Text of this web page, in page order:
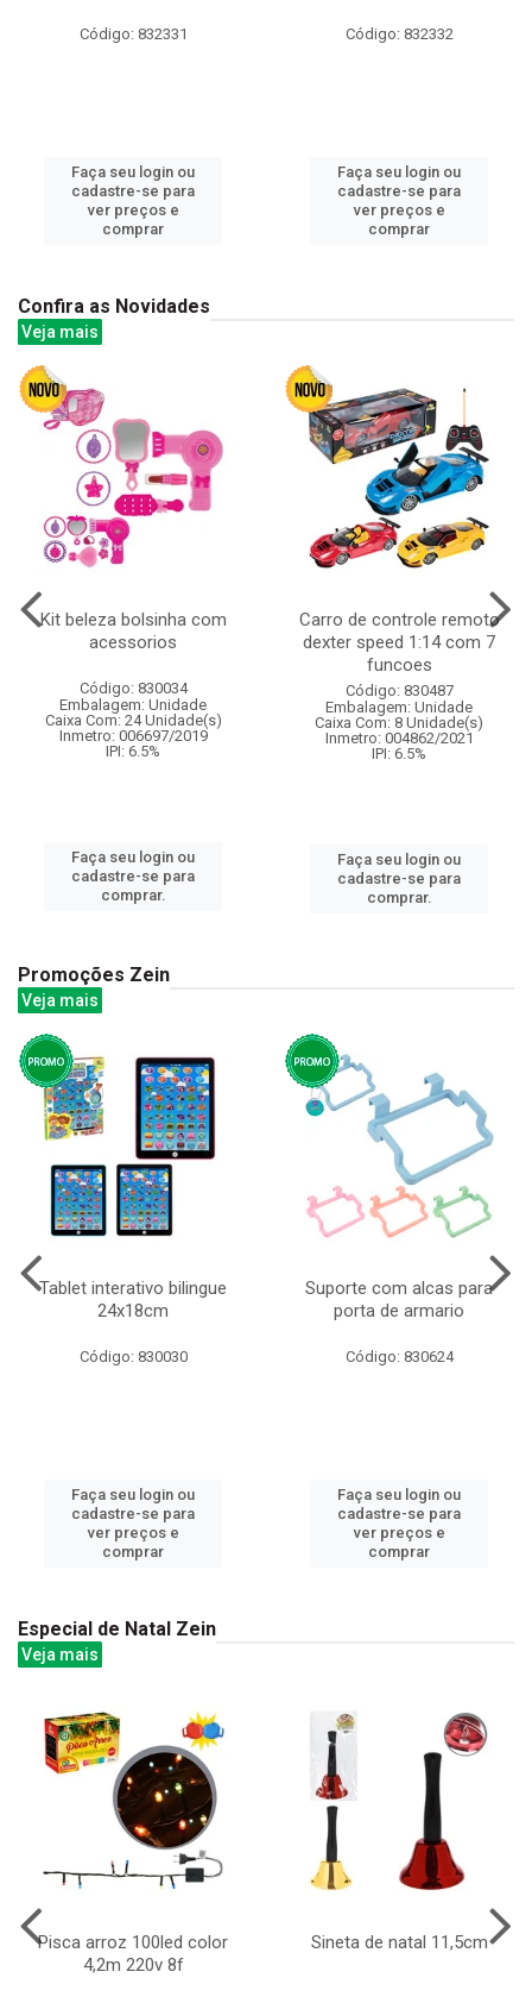
Código: 832331
Faça seu login ou
cadastre-se para
ver preços e
comprar
Código: 832332
Faça seu login ou
cadastre-se para
ver preços e
comprar
Confira as Novidades
Veja mais
Kit beleza bolsinha com
acessorios
Código: 830034
Embalagem: Unidade
Caixa Com: 24 Unidade(s)
Inmetro: 006697/2019
IPI: 6.5%
Faça seu login ou
cadastre-se para
comprar.
Carro de controle remoto
dexter speed 1:14 com 7
funcoes
Código: 830487
Embalagem: Unidade
Caixa Com: 8 Unidade(s)
Inmetro: 004862/2021
IPI: 6.5%
Faça seu login ou
cadastre-se para
comprar.
Promoções Zein
Veja mais
Tablet interativo bilingue
24x18cm
Código: 830030
Faça seu login ou
cadastre-se para
ver preços e
comprar
Suporte com alcas para
porta de armario
Código: 830624
Faça seu login ou
cadastre-se para
ver preços e
comprar
Especial de Natal Zein
Veja mais
Pisca arroz 100led color
4,2m 220v 8f
Sineta de natal 11,5cm